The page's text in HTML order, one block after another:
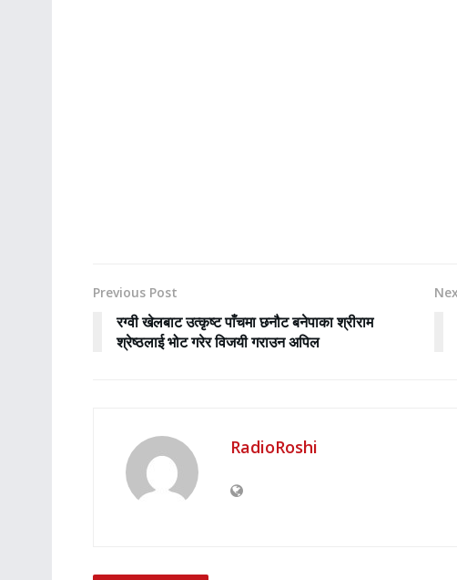
Previous Post
रग्वी खेलबाट उत्कृष्ट पाँचमा छनौट बनेपाका श्रीराम
श्रेष्ठलाई भोट गरेर विजयी गराउन अपिल
RadioRoshi